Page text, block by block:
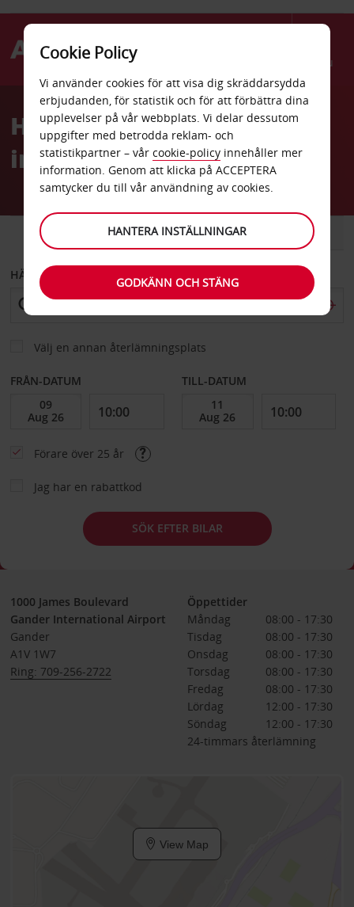
Menu
AvisHyrbil Ganders
internationella flygplats
SKÅPBIL
HÄMTA FRÅN
Välj en annan återlämningsplats
FRÅN-DATUM TILL-DATUM
Förare över 25 år
Jag har en rabattkod
SÖK EFTER BILAR
1000 James Boulevard
Gander International Airport
Gander
A1V 1W7
Ring: 709-256-2722
Öppettider
Måndag
08:00 - 17:30
Tisdag
08:00 - 17:30
Onsdag
08:00 - 17:30
Torsdag
08:00 - 17:30
Fredag
08:00 - 17:30
Lördag
12:00 - 17:30
Söndag
12:00 - 17:30
24-timmars återlämning
View Map
Cookie Policy
Vi använder cookies för att visa dig skräddarsydda
erbjudanden, för statistik och för att förbättra dina
upplevelser på vår webbplats. Vi delar dessutom
uppgifter med betrodda reklam- och
statistikpartner – vår cookie-policy innehåller mer
information. Genom att klicka på ACCEPTERA
samtycker du till vår användning av cookies.
HANTERA INSTÄLLNINGAR
GODKÄNN OCH STÄNG